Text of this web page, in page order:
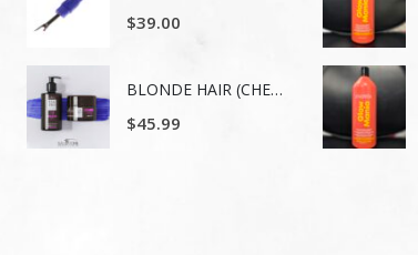
$39.00
BLONDE HAIR (CHEVEUX BLONDS) NUTRITION ET NUANCE
$45.99